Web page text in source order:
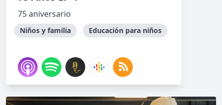
75 aniversario
Niños y familia Educación para niños